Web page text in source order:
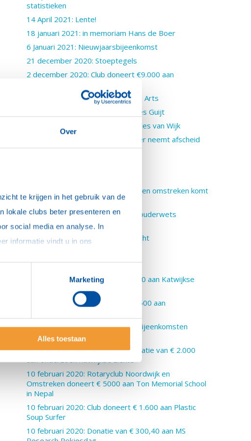
Over
te krijgen in het gebruik van de
lokale clubs beter presenteren en
social media en analyse. In
Marketing
Alles toestaan
statistieken
14 April 2021: Lente!
18 januari 2021: in memoriam Hans de Boer
6 Januari 2021: Nieuwjaarsbijeenkomst
21 december 2020: Stoeptegels
2 december 2020: Club doneert €9.000 aan
28 oktober 2020: Installatie Sanne Arts
28 oktober 2020: Presentatie Cees Guijt
23 september 2020: Installatie Cees van Wijk
21 september 2020: Hans de Boer neemt afscheid
van VNO-NCW
3 juni 2020: Rotaryclub Noordwijk en omstreken komt
uit intelligente lockdown
30 mei 2020: Wijnpreuvenement ouderwets
succesvol
15 april 2020: Karel Deppe herdacht
28 maart 2020: Tulpen !!
23 maart 2020: Club doneert € 300 aan Katwijkse
Zeeverkenners
23 maart 2020: Club doneert € 2.500 aan
11 maart 2020: Club schrapt alle bijeenkomsten
vanwege Corona
22 februari 2020: aanvullende donatie van € 2.000
aan onderzoek Katwijkse ziekte
10 februari 2020: Rotaryclub Noordwijk en
Omstreken doneert € 5000 aan Ton Memorial School
in Nepal
10 februari 2020: Club doneert € 1.600 aan Plastic
Soup Surfer
10 februari 2020: Donatie van € 300,40 aan MS